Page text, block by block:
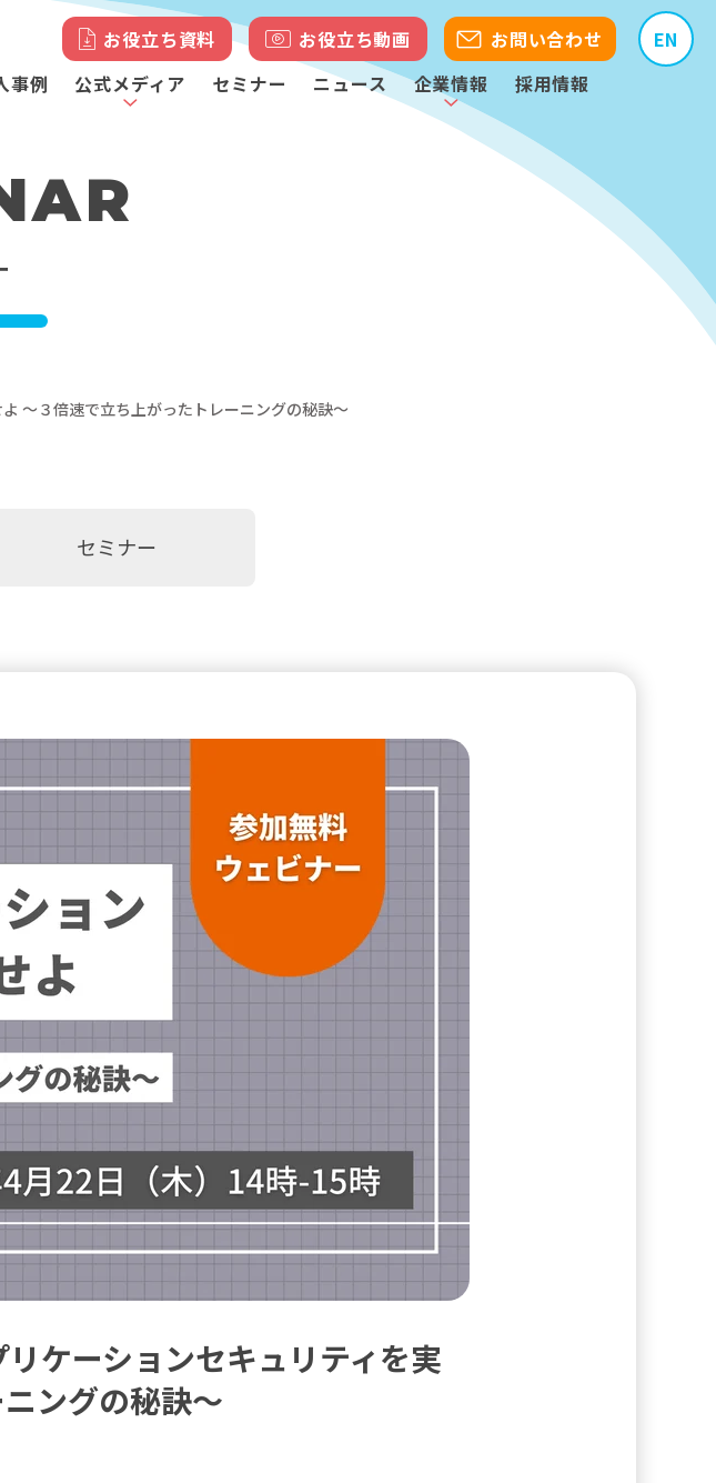
お役立ち資料 お役立ち動画 お問い合わせ
EN
事例 公式メディア セミナー ニュース 企業情報 採用情報
～３倍速で立ち上がったトレーニングの秘訣～
セミナー
ケーションセキュリティを実
ングの秘訣～